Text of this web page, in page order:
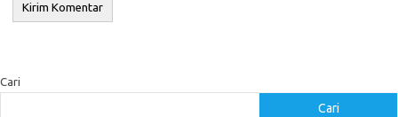
Cari
Cari